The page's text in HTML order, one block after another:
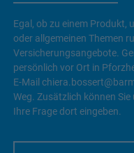
Egal, ob zu einem Produkt,
oder allgemeinen Themen
Versicherungsangebote.
persönlich vor Ort in
E-Mail
Weg. Zusätzlich können
Ihre Frage dort eingeben.